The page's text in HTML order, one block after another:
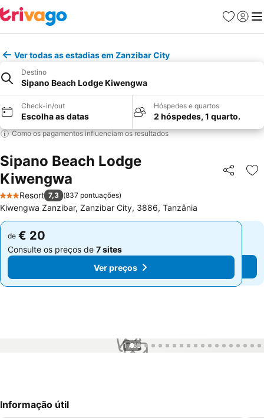
Favoritos
Iniciar
Ver todas as estadias em Zanzibar City
Destino
Sipano Beach Lodge Kiwengwa
Check-in/out
Escolha as datas
Hóspedes e quartos
2 hóspedes, 1 quarto.
Como os pagamentos influenciam os resultados
Sipano Beach Lodge
Kiwengwa
Partilhar
3 Estrelas
Resort 7,3 (837 pontuações)
Kiwengwa Zanzibar, Zanzibar City, 3886, Tanzânia
de € 20
Consulte os preços de 7 sites
Ver preços
de € 20
Consulte os preços de 7 sites
Ver preços
1 / 68
Informação útil